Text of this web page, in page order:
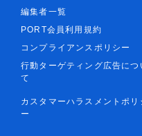
編集者一覧
PORT会員利用規約
コンプライアンスポリシー
行動ターゲティング広告につ
て
カスタマーハラスメントポリ
ー